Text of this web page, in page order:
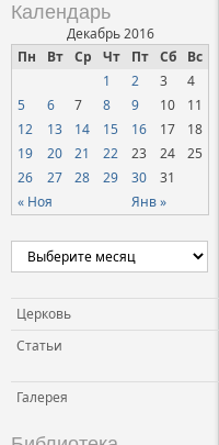
Календарь
Декабрь 2016
Пн
Вт Ср Чт Пт Сб Вс
« Ноя Янв »
1 2 3
4
5
6 7 8 9 10
11
12
13 14 15 16 17
18
19
20 21 22 23 24
25
26
27 28 29 30 31
Церковь
Статьи
Галерея